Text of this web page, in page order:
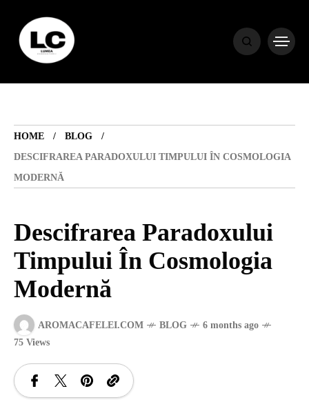
HOME
BLOG
DESCIFRAREA PARADOXULUI TIMPULUI ÎN COSMOLOGIA
MODERNĂ
Descifrarea Paradoxului
Timpului În Cosmologia
Modernă
AROMACAFELEI.COM BLOG
6 months ago
75 Views
HOME
BLOG
HOROSCOP
ENGLISH
CONTENT
TRAVEL
SANATATE